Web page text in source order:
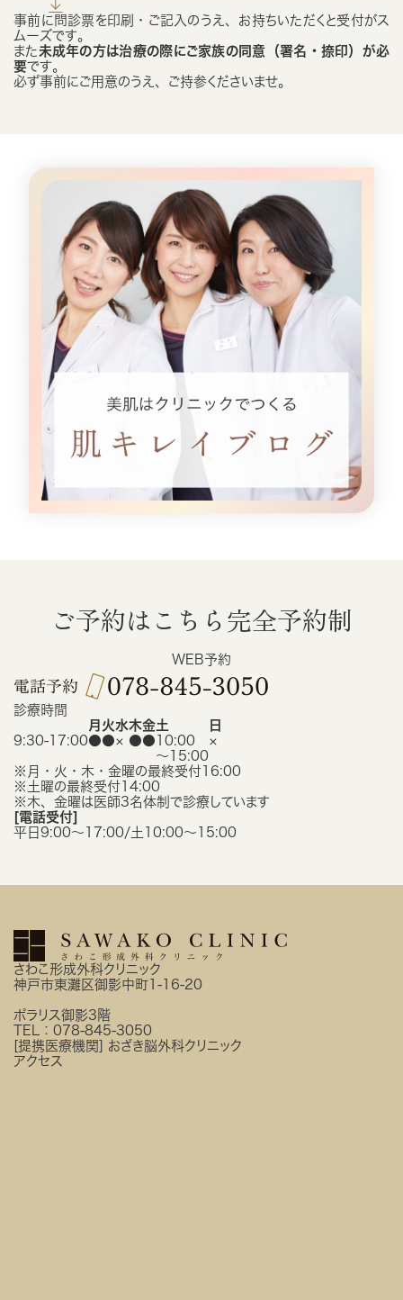
事前に問診票を印刷・ご記入のうえ、お持ちいただくと受付がス
ムーズです。
また 未成年の方は治療の際にご家族の同意（署名・捺印）が必
要です。
必ず事前にご用意のうえ、ご持参くださいませ。
ご予約はこちら 完全予約制
WEB予約
診療時間
月 火水木金土
日
9:30-17:00●●× ●● 10:00
〜15:00
×
※月・火・木・金曜の最終受付16:00
※土曜の最終受付14:00
※木、金曜は医師3名体制で診療しています
[電話受付]
平日9:00〜17:00/土10:00〜15:00
さわこ形成外科クリニック
神戸市東灘区御影中町1-16-20
ポラリス御影3階
TEL： 078-845-3050
[提携医療機関] おざき脳外科クリニック
アクセス